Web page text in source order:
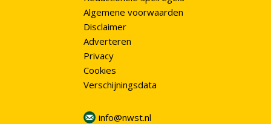
Algemene voorwaarden
Disclaimer
Adverteren
Privacy
Cookies
Verschijningsdata
info@nwst.nl